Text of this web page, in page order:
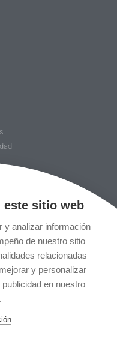
este sitio web
y analizar información
de nuestro sitio
relacionadas
y personalizar
en nuestro